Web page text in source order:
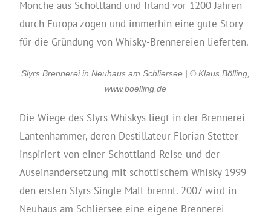
Mönche aus Schottland und Irland vor 1200 Jahren
durch Europa zogen und immerhin eine gute Story
für die Gründung von Whisky-Brennereien lieferten.
Slyrs Brennerei in Neuhaus am Schliersee | © Klaus Bölling,
www.boelling.de
Die Wiege des Slyrs Whiskys liegt in der Brennerei
Lantenhammer, deren Destillateur Florian Stetter
inspiriert von einer Schottland-Reise und der
Auseinandersetzung mit schottischem Whisky 1999
den ersten Slyrs Single Malt brennt. 2007 wird in
Neuhaus am Schliersee eine eigene Brennerei